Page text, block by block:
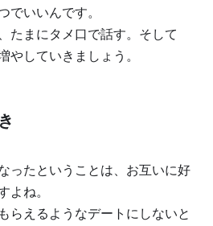
でいいんです。
たまにタメ口で話す。そして
やしていきましょう。
ったということは、お互いに好
よね。
らえるようなデートにしないと